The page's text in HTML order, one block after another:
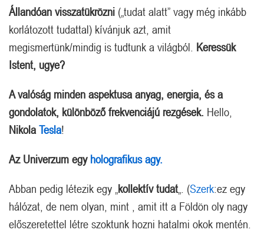
Állandóan visszatükrözni („tudat alatt” vagy még inkább
korlátozott tudattal) kívánjuk azt, amit
megismertünk/mindig is tudtunk a világból. Keressük
Istent, ugye?
A valóság minden aspektusa anyag, energia, és a
gondolatok, különböző frekvenciájú rezgések. Hello,
Nikola Tesla!
Az Univerzum egy holografikus agy.
Abban pedig létezik egy „ kollektív tudat „. (Szerk:ez egy
hálózat, de nem olyan, mint , amit itt a Földön oly nagy
előszeretettel létre szoktunk hozni hatalmi okok mentén.